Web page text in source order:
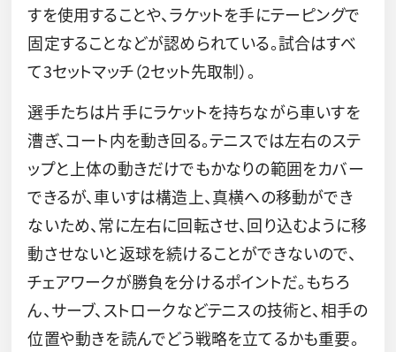
すを使用することや、ラケットを手にテーピングで
固定することなどが認められている。試合はすべ
て3セットマッチ（2セット先取制）。
選手たちは片手にラケットを持ちながら車いすを
漕ぎ、コート内を動き回る。テニスでは左右のステ
ップと上体の動きだけでもかなりの範囲をカバー
できるが、車いすは構造上、真横への移動ができ
ないため、常に左右に回転させ、回り込むように移
動させないと返球を続けることができないので、
チェアワークが勝負を分けるポイントだ。もちろ
ん、サーブ、ストロークなどテニスの技術と、相手の
位置や動きを読んでどう戦略を立てるかも重要。